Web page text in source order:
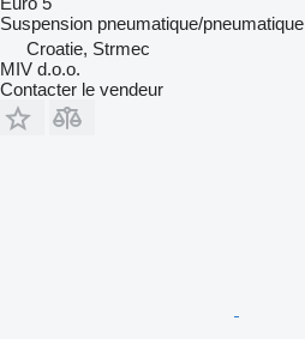
Suspension pneumatique/pneumatique
Croatie, Strmec
MIV d.o.o.
Contacter le vendeur